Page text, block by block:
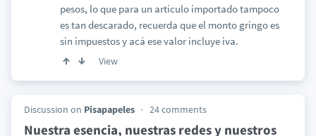
pesos, lo que para un artículo importado tampoco
es tan descarado, recuerda que el monto gringo es
sin impuestos y acá ese valor incluye iva.
View
Discussion on Pisapapeles 24 comments
Nuestra esencia, nuestras redes y nuestros